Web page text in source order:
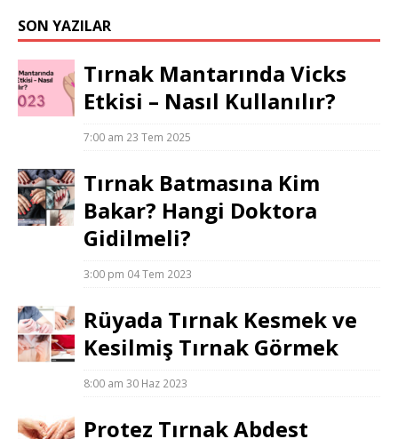
SON YAZILAR
Tırnak Mantarında Vicks
Etkisi – Nasıl Kullanılır?
7:00 am 23 Tem 2025
Tırnak Batmasına Kim
Bakar? Hangi Doktora
Gidilmeli?
3:00 pm 04 Tem 2023
Rüyada Tırnak Kesmek ve
Kesilmiş Tırnak Görmek
8:00 am 30 Haz 2023
Protez Tırnak Abdest